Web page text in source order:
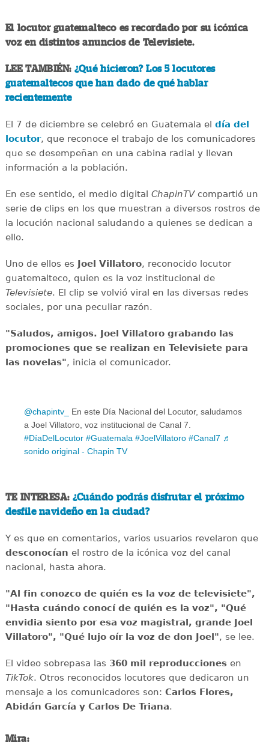
El locutor guatemalteco es recordado por su icónica
voz en distintos anuncios de Televisiete.
LEE TAMBIÉN: ¿Qué hicieron? Los 5 locutores
guatemaltecos que han dado de qué hablar
recientemente
El 7 de diciembre se celebró en Guatemala el día del
locutor, que reconoce el trabajo de los comunicadores
que se desempeñan en una cabina radial y llevan
información a la población.
En ese sentido, el medio digital ChapinTVcompartió un
serie de clips en los que muestran a diversos rostros de
la locución nacional saludando a quienes se dedican a
ello.
Uno de ellos es Joel Villatoro, reconocido locutor
guatemalteco, quien es la voz institucional de
Televisiete. El clip se volvió viral en las diversas redes
sociales, por una peculiar razón.
"Saludos, amigos. Joel Villatoro grabando las
promociones que se realizan en Televisiete para
las novelas", inicia el comunicador.
@chapintv_
En este Día Nacional del Locutor, saludamos
a Joel Villatoro, voz institucional de Canal 7.
#DíaDelLocutor #Guatemala #JoelVillatoro #Canal7 ♬
sonido original - Chapin TV
TE INTERESA: ¿Cuándo podrás disfrutar el próximo
desfile navideño en la ciudad?
Y es que en comentarios, varios usuarios revelaron que
desconocían el rostro de la icónica voz del canal
nacional, hasta ahora.
"Al fin conozco de quién es la voz de televisiete",
"Hasta cuándo conocí de quién es la voz", "Qué
envidia siento por esa voz magistral, grande Joel
Villatoro", "Qué lujo oír la voz de don Joel", se lee.
El video sobrepasa las 360 mil reproduccionesen
TikTok. Otros reconocidos locutores que dedicaron un
mensaje a los comunicadores son: Carlos Flores,
Abidán García y Carlos De Triana.
Mira: